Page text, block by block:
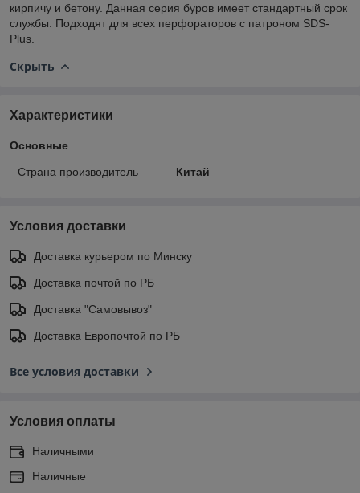
кирпичу и бетону. Данная серия буров имеет стандартный срок
службы. Подходят для всех перфораторов с патроном SDS-
Plus.
Скрыть
Характеристики
Основные
Страна производитель Китай
Условия доставки
Доставка курьером по Минску
Доставка почтой по РБ
Доставка "Самовывоз"
Доставка Европочтой по РБ
Все условия доставки
Условия оплаты
Наличными
Наличные